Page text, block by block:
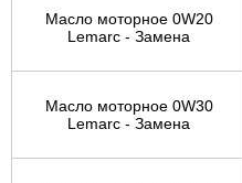
Масло моторное 0W20
Lemarc - Замена
Масло моторное 0W30
Lemarc - Замена